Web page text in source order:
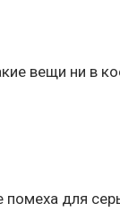
вещи ни в
помеха для